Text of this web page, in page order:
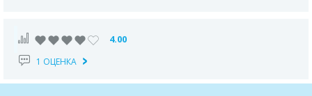
4.00
1 ОЦЕНКА